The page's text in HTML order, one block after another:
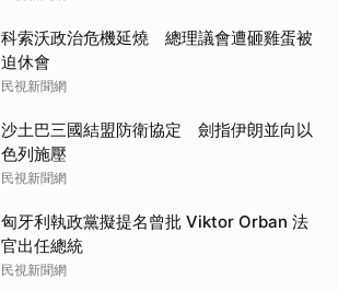
科索沃政治危機延燒 總理議會遭砸雞蛋被
迫休會
民視新聞網
沙土巴三國結盟防衛協定 劍指伊朗並向以
色列施壓
民視新聞網
匈牙利執政黨擬提名曾批 Viktor Orban 法
官出任總統
民視新聞網